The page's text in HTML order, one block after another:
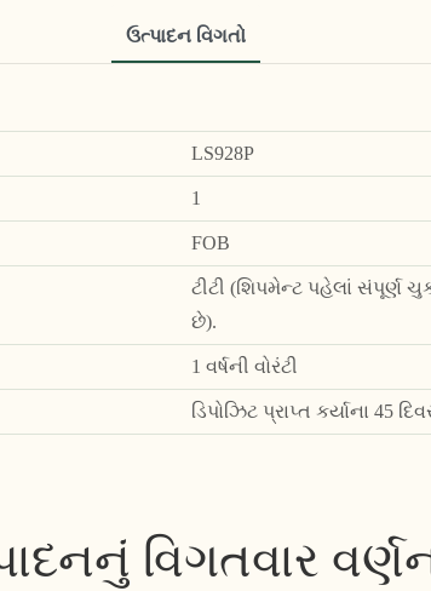
ઉત્પાદન વિગતો
LS928P
1
FOB
ટીટી (શિપમેન્ટ પહેલાં સંપૂર્ણ
છે).
1 વર્ષની વોરંટી
ડિપોઝિટ પ્રાપ્ત કર્યાના
વિગતવાર